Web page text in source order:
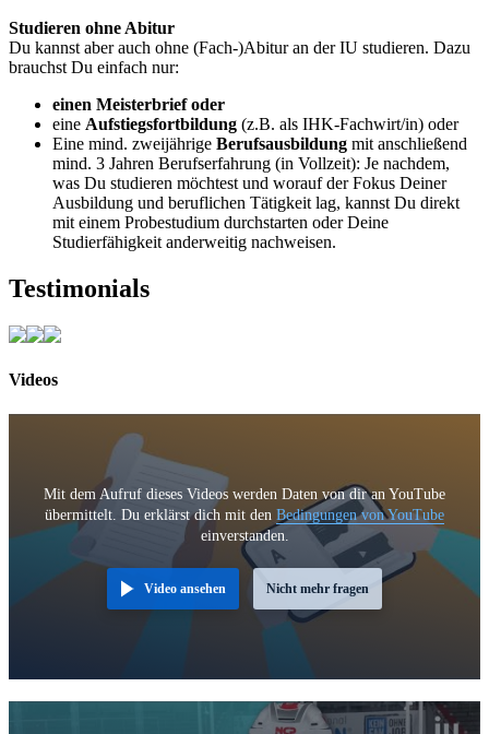
Studieren ohne Abitur
Du kannst aber auch ohne (Fach-)Abitur an der IU studieren. Dazu
brauchst Du einfach nur:
einen Meisterbrief oder
eine Aufstiegsfortbildung (z.B. als IHK-Fachwirt/in) oder
Eine mind. zweijährige Berufsausbildung mit anschließend
mind. 3 Jahren Berufserfahrung (in Vollzeit): Je nachdem,
was Du studieren möchtest und worauf der Fokus Deiner
Ausbildung und beruflichen Tätigkeit lag, kannst Du direkt
mit einem Probestudium durchstarten oder Deine
Studierfähigkeit anderweitig nachweisen.
Testimonials
Videos
Mit dem Aufruf dieses Videos werden Daten von dir an YouTube
übermittelt. Du erklärst dich mit den Bedingungen von YouTube
einverstanden.
Video ansehen Nicht mehr fragen